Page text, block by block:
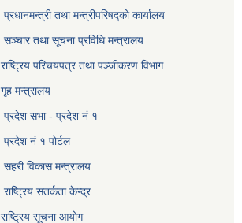
प्रधानमन्त्री तथा मन्त्रीपरिषद्को कार्यालय
सञ्‍चार तथा सूचना प्रविधि मन्त्रालय
राष्ट्रिय परिचयपत्र तथा पञ्जीकरण विभाग​
गृह मन्त्रालय
प्रदेश सभा - प्रदेश नं १
प्रदेश नं १ पोर्टल
सहरी विकास मन्त्रालय
राष्ट्रिय सतर्कता केन्द्र
राष्ट्रिय सूचना आयोग